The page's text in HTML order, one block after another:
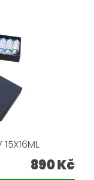
890 Kč